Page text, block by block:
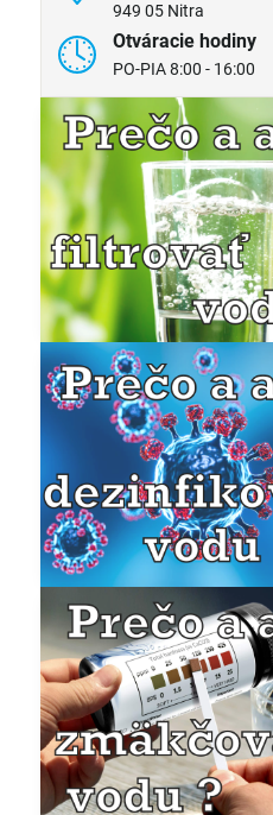
949 05 Nitra
Otváracie hodiny
PO-PIA 8:00 - 16:00